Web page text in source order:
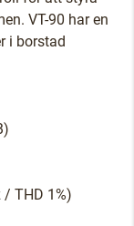
VT-90 har en
i borstad
THD 1%)